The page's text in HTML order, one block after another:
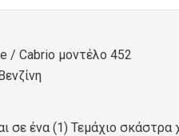
/ Cabrio μοντέλο 452
σε ένα (1) Τεμάχιο σκάστρα